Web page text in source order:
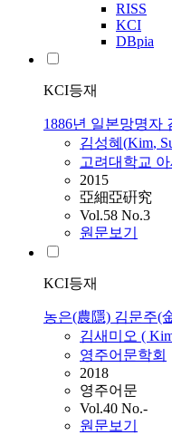
RISS
KCI
DBpia
KCI등재
1886년 일본망명자
김성혜(Kim,
고려대학교
2015
亞細亞硏究
Vol.58 No.3
원문보기
KCI등재
농은(農隱) 김문주(
김새미오 (
영주어문학회
2018
영주어문
Vol.40 No.-
원문보기